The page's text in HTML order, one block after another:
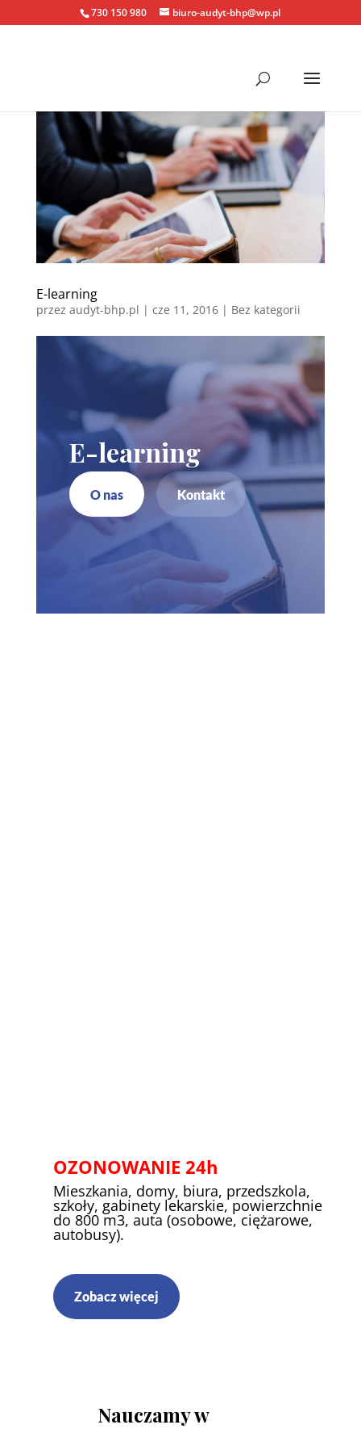
730 150 980 biuro-audyt-bhp@wp.pl
E-learning
przez audyt-bhp.pl | cze 11, 2016| Bez kategorii
E-learning
O nas Kontakt
OZONOWANIE 24h
Mieszkania, domy, biura, przedszkola,
szkoły, gabinety lekarskie, powierzchnie
do 800 m3, auta (osobowe, ciężarowe,
autobusy).
Zobacz więcej
Nauczamy w